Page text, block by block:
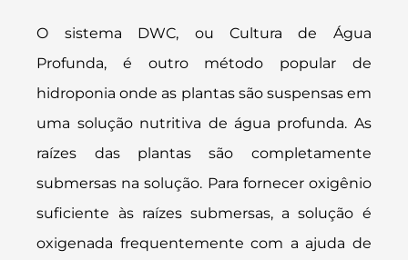
O sistema DWC, ou Cultura de Água
Profunda, é outro método popular de
hidroponia onde as plantas são suspensas em
uma solução nutritiva de água profunda. As
raízes das plantas são completamente
submersas na solução. Para fornecer oxigênio
suficiente às raízes submersas, a solução é
oxigenada frequentemente com a ajuda de